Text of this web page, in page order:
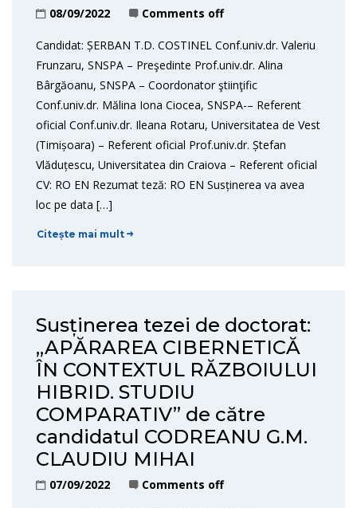
08/09/2022 Comments off
Candidat: ȘERBAN T.D. COSTINEL Conf.univ.dr. Valeriu
Frunzaru, SNSPA – Preşedinte Prof.univ.dr. Alina
Bârgăoanu, SNSPA – Coordonator ştiinţific
Conf.univ.dr. Mălina Iona Ciocea, SNSPA-– Referent
oficial Conf.univ.dr. Ileana Rotaru, Universitatea de Vest
(Timișoara) – Referent oficial Prof.univ.dr. Ștefan
Vlăduțescu, Universitatea din Craiova – Referent oficial
CV: RO EN Rezumat teză: RO EN Susținerea va avea
loc pe data […]
Citește mai mult
Susținerea tezei de doctorat:
„APĂRAREA CIBERNETICĂ
ÎN CONTEXTUL RĂZBOIULUI
HIBRID. STUDIU
COMPARATIV” de către
candidatul CODREANU G.M.
CLAUDIU MIHAI
07/09/2022 Comments off